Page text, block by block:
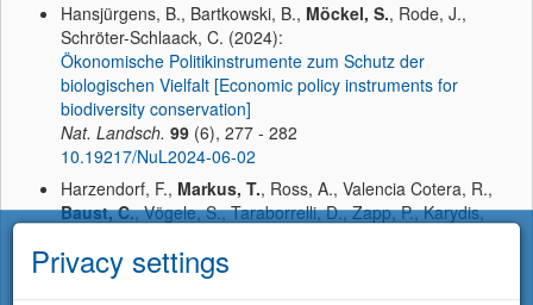
Hansjürgens, B., Bartkowski, B., Möckel, S., Rode, J.,
Schröter-Schlaack, C. (2024):
Ökonomische Politikinstrumente zum Schutz der
biologischen Vielfalt [Economic policy instruments for
biodiversity conservation]
Nat. Landsch. 99 (6), 277 - 282
10.19217/NuL2024-06-02
Harzendorf, F., Markus, T., Ross, A., Valencia Cotera, R.,
Baust, C., Vögele, S., Taraborrelli, D., Zapp, P., Karydis,
Supplement material: Criteria for effective site selection of
direct air capture and storage projects
Privacy settings